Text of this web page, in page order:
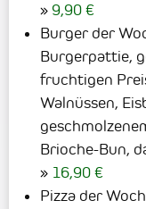
9,90 €
Burger der
Burgerpattie,
fruchtigen
Walnüssen,
Brioche-Bun,
16,90 €
Pizza der